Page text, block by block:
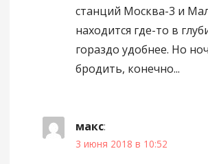
станций Москва-3 и
находится где-то в
гораздо удобнее. Но
бродить, конечно...
макс:
3 июня 2018 в 10:52